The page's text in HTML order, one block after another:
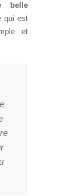
belle
qui est
et